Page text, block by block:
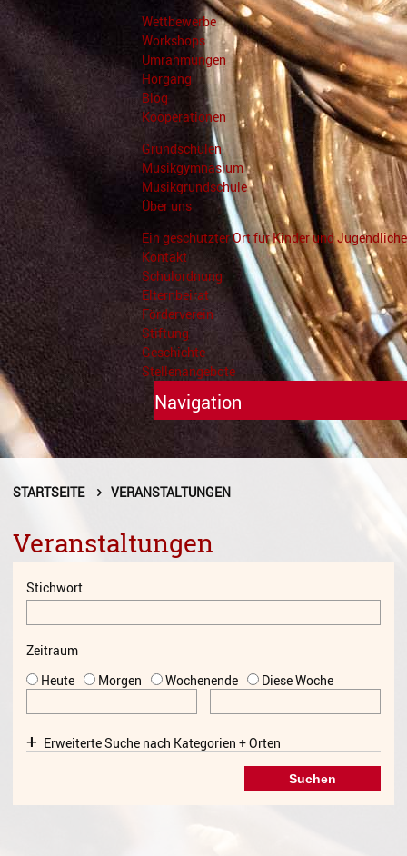
Wettbewerbe
Workshops
Umrahmungen
Hörgang
Blog
Kooperationen
Grundschulen
Musikgymnasium
Musikgrundschule
Über uns
Ein geschützter Ort für Kinder und Jugendliche
Kontakt
Schulordnung
Elternbeirat
Förderverein
Stiftung
Geschichte
Stellenangebote
Navigation
Unterricht
Fächer A - Z
Dirigieren
Feldenkrais
Instrumentenkarussell
STARTSEITE VERANSTALTUNGEN
Veranstaltungen
Stichwort
Zeitraum
Heute
Morgen Wochenende Diese Woche
Erweiterte Suche nach Kategorien + Orten